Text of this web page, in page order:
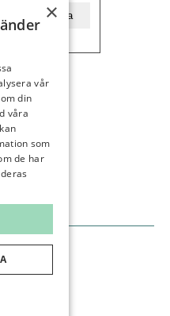
starttid
Kommittéer
Prenumerera
×
vår
din
våra
som
de har